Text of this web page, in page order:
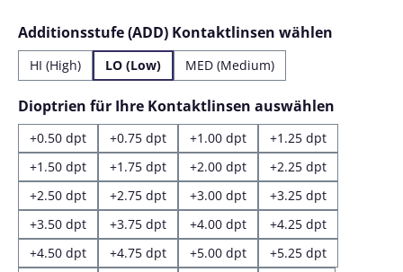
Additionsstufe (ADD) Kontaktlinsen wählen
HI (High) LO (Low) MED (Medium)
Dioptrien für Ihre Kontaktlinsen auswählen
+0.50 dpt +0.75 dpt +1.00 dpt
+1.25 dpt
+1.50 dpt
+1.75 dpt +2.00 dpt
+2.25 dpt
+2.50 dpt
+2.75 dpt +3.00 dpt
+3.25 dpt
+3.50 dpt
+3.75 dpt +4.00 dpt
+4.25 dpt
+4.50 dpt
+4.75 dpt +5.00 dpt
+5.25 dpt